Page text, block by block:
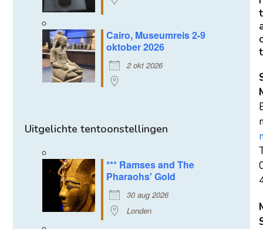
Cairo, Museumreis 2-9
oktober 2026
2 okt 2026
Uitgelichte tentoonstellingen
*** Ramses and The
Pharaohs' Gold
30 aug 2026
Londen
t
t